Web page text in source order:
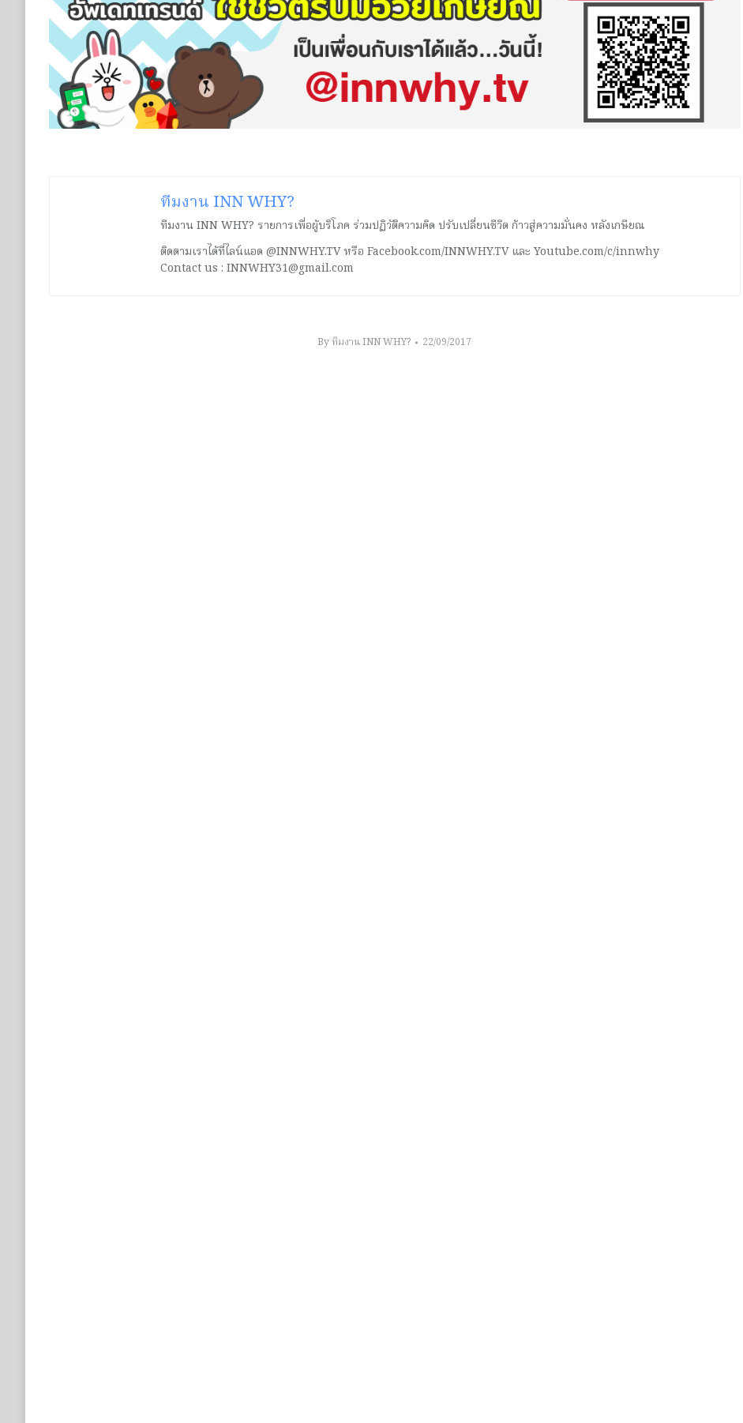
ทีมงาน INN WHY?
ทีมงาน INN WHY? รายการเพื่อผู้บริโภค ร่วมปฏิวัติความคิด ปรับเปลี่ยนชีวิต ก้าวสู่ความมั่นคง หลังเกษียณ
ติดตามเราได้ที่ไลน์แอด @INNWHY.TV หรือ Facebook.com/INNWHY.TV และ Youtube.com/c/innwhy
Contact us : INNWHY31@gmail.com
Byทีมงาน INN WHY? 22/09/2017